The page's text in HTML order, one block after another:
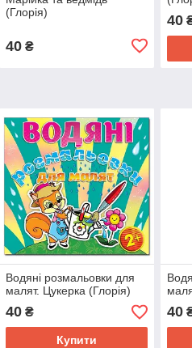
(Глорія)
40₴
40
Водяні розмальовки для
малят. Цукерка (Глорія)
40₴
Купити
40